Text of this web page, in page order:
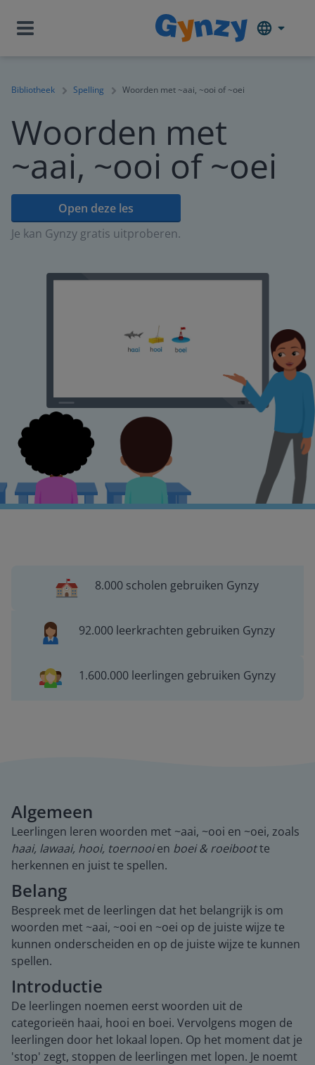
Bibliotheek Spelling Woorden met ~aai, ~ooi of ~oei
Woorden met
~aai, ~ooi of ~oei
Open deze les
Je kan Gynzy gratis uitproberen.
8.000 scholen gebruiken Gynzy
92.000 leerkrachten gebruiken Gynzy
1.600.000 leerlingen gebruiken Gynzy
Algemeen
Leerlingen leren woorden met ~aai, ~ooi en ~oei, zoals
haai, lawaai, hooi, toernooien boei & roeibootte
herkennen en juist te spellen.
Belang
Bespreek met de leerlingen dat het belangrijk is om
woorden met ~aai, ~ooi en ~oei op de juiste wijze te
kunnen onderscheiden en op de juiste wijze te kunnen
spellen.
Introductie
De leerlingen noemen eerst woorden uit de
categorieën haai, hooi en boei. Vervolgens mogen de
leerlingen door het lokaal lopen. Op het moment dat je
'stop' zegt, stoppen de leerlingen met lopen. Je noemt